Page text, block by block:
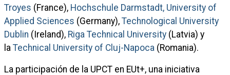
Troyes (France), Hochschule Darmstadt, University of
Applied Sciences (Germany), Technological University
Dublin (Ireland), Riga Technical University (Latvia) y
la Technical University of Cluj-Napoca (Romania).
La participación de la UPCT en EUt+, una iniciativa